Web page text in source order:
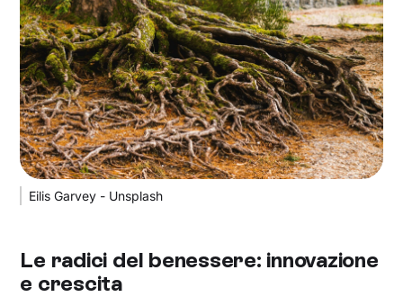
Eilis Garvey - Unsplash
Le radici del benessere: innovazione
e crescita